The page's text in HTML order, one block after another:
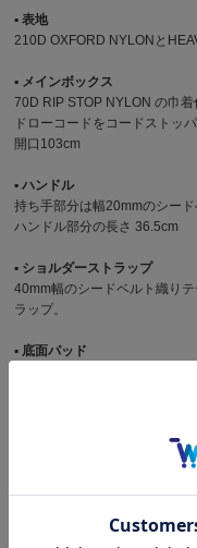
▪︎ 表地
210D OXFORD NYLONと
▪︎ メインボックス
70D RIP STOP NYLON の巾着
ドローコードをコードストッ
開口103cm
▪︎ ハンドル
持ち手部分は幅20mmのシード
ハンドル部分の長さ 36.5cm
▪︎ ショルダーストラップ
40mm幅のシードベルト織り
ラップ。
▪︎ 底面パッド
深さ 18cm x 横幅 13.5cm × マ
メッシュで切り替えられた開
▪︎ インナーポケット